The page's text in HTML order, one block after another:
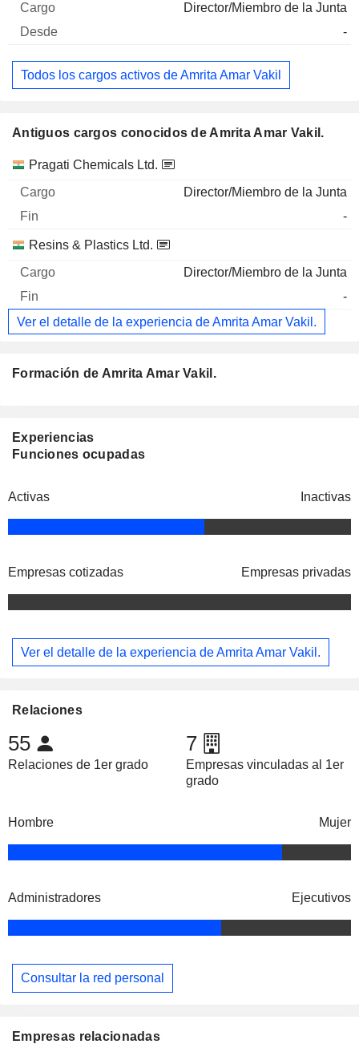
Director/Miembro de la Junta
-
Todos los cargos activos de Amrita Amar Vakil
Antiguos cargos conocidos de Amrita Amar Vakil.
Empresas Cargo Fin
Pragati Chemicals Ltd.
Director/Miembro de la Junta
-
Resins & Plastics Ltd.
Director/Miembro de la Junta
-
Ver el detalle de la experiencia de Amrita Amar Vakil.
Formación de Amrita Amar Vakil.
Experiencias
Funciones ocupadas
Activas Inactivas
Empresas cotizadas Empresas privadas
Ver el detalle de la experiencia de Amrita Amar Vakil.
Relaciones
55
Relaciones de 1er grado
7
Empresas vinculadas al 1er
grado
Hombre Mujer
Administradores Ejecutivos
Consultar la red personal
Empresas relacionadas